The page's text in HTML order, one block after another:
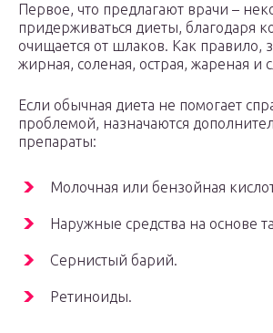
Первое, что предлагают врачи –
придерживаться диеты, благодаря
очищается от шлаков. Как правило,
жирная, соленая, острая, жареная и
Если обычная диета не помогает
проблемой, назначаются
препараты:
Молочная или бензойная
Наружные средства на основе
Сернистый барий.
Ретиноиды.